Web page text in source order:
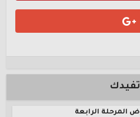
المرحلة الرابعة